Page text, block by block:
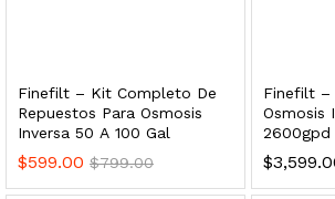
Finefilt – Kit Completo De
Repuestos Para Osmosis
Inversa 50 A 100 Gal
$599.00 $799.00
Finefilt –
Osmosis
2600gpd
$
2,899.00